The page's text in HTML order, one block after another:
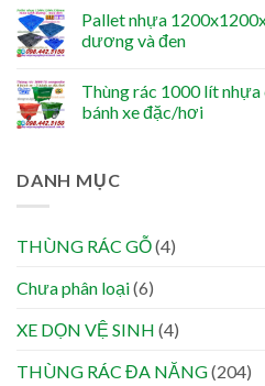
Pallet nhựa
dương và đen
Thùng rác 1000 lít
bánh xe đặc/hơi
DANH MỤC
THÙNG RÁC GỖ(4)
Chưa phân loại(6)
XE DỌN VỆ SINH (4)
THÙNG RÁC ĐA NĂNG(204)